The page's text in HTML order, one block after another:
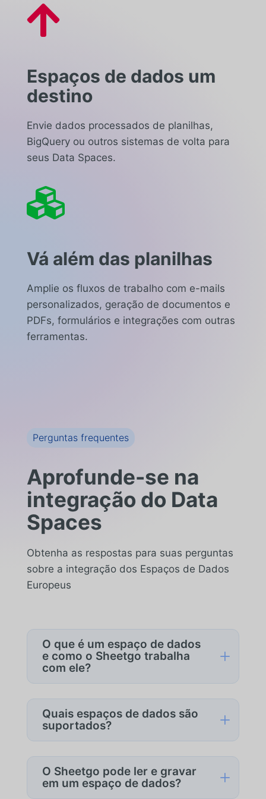

Espaços de dados um
destino
Envie dados processados de planilhas,
BigQuery ou outros sistemas de volta para
seus Data Spaces.

Vá além das planilhas
Amplie os fluxos de trabalho com e-mails
personalizados, geração de documentos e
PDFs, formulários e integrações com outras
ferramentas.
Perguntas frequentes
Aprofunde-se na
integração do Data
Spaces
Obtenha as respostas para suas perguntas
sobre a integração dos Espaços de Dados
Europeus
O que é um espaço de dados
e como o Sheetgo trabalha
com ele?
L
governado em que as organizações
compartilham e consomem dados com
conecta a espaços de dados como
consumidor ou provedor de dados,
Quais espaços de dados são
suportados?
L
aos espaços de dados europeus que
seguem estruturas reconhecidas de
O Sheetgo pode ler e gravar
em um espaço de dados?
L